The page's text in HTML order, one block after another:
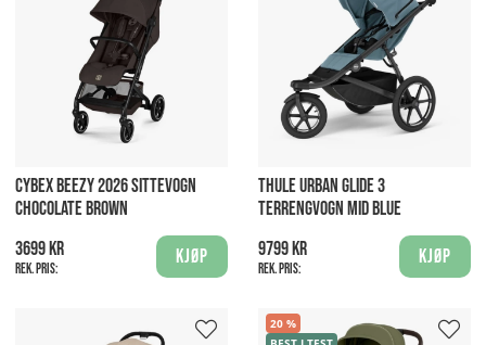
CYBEX BEEZY 2026 SITTEVOGN
CHOCOLATE BROWN
3699 kr
Rek. pris:
Kjøp
THULE URBAN GLIDE 3
TERRENGVOGN MID BLUE
9799 kr
Rek. pris:
Kjøp
20